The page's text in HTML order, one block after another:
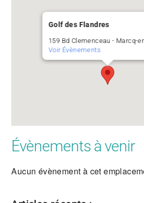
Golf des Flandres
159 Bd Clemenceau - Marcq-
Voir Évènements
Évènements à venir
Aucun évènement à cet